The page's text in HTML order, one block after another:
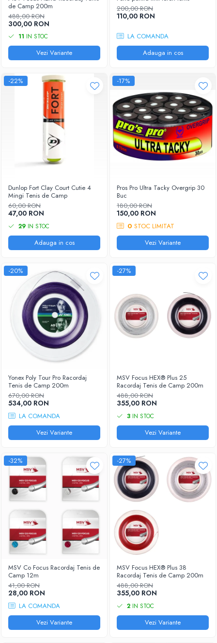
Babolat
Fete
Babolat
Baieti
Nike
Adidas
Accesorii Imbracaminte
Under Armour
de Camp 200m
488,00 RON
300,00 RON
11 IN STOC
Vezi Variante
200,00 RON
110,00 RON
LA COMANDA
Adauga in cos
-22%
Dunlop Fort Clay Court Cutie 4
Mingi Tenis de Camp
60,00 RON
47,00 RON
29 IN STOC
Adauga in cos
-17%
Pros Pro Ultra Tacky Overgrip 30
Buc
180,00 RON
150,00 RON
0 STOC LIMITAT
Vezi Variante
-20%
Yonex Poly Tour Pro Racordaj
Tenis de Camp 200m
670,00 RON
534,00 RON
LA COMANDA
Vezi Variante
-27%
MSV Focus HEX® Plus 25
Racordaj Tenis de Camp 200m
488,00 RON
355,00 RON
3 IN STOC
Vezi Variante
-32%
MSV Co Focus Racordaj Tenis de
Camp 12m
41,00 RON
28,00 RON
LA COMANDA
Vezi Variante
-27%
MSV Focus HEX® Plus 38
Racordaj Tenis de Camp 200m
488,00 RON
355,00 RON
2 IN STOC
Vezi Variante